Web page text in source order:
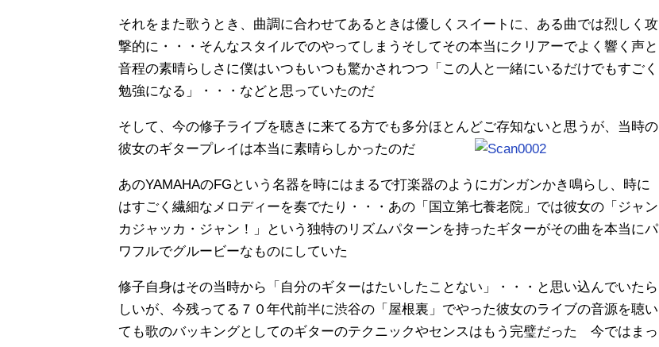
それをまた歌うとき、曲調に合わせてあるときは優しくスイートに、ある曲では烈しく攻
撃的に・・・そんなスタイルでのやってしまうそしてその本当にクリアーでよく響く声と
音程の素晴らしさに僕はいつもいつも驚かされつつ「この人と一緒にいるだけでもすごく
勉強になる」・・・などと思っていたのだ
そして、今の修子ライブを聴きに来てる方でも多分ほとんどご存知ないと思うが、当時の
彼女のギタープレイは本当に素晴らしかったのだ
あのYAMAHAのFGという名器を時にはまるで打楽器のようにガンガンかき鳴らし、時に
はすごく繊細なメロディーを奏でたり・・・あの「国立第七養老院」では彼女の「ジャン
カジャッカ・ジャン！」という独特のリズムパターンを持ったギターがその曲を本当にパ
ワフルでグルービーなものにしていた
修子自身はその当時から「自分のギターはたいしたことない」・・・と思い込んでいたら
しいが、今残ってる７０年代前半に渋谷の「屋根裏」でやった彼女のライブの音源を聴い
ても歌のバッキングとしてのギターのテクニックやセンスはもう完璧だった 今ではまっ